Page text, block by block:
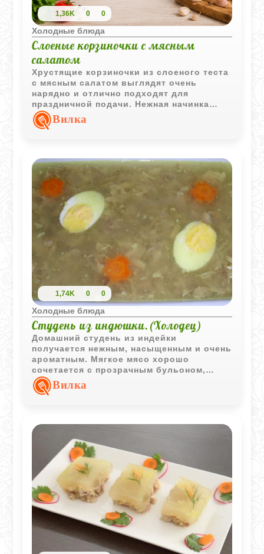
1,36K 0 0
Холодные блюда
Слоеные корзиночки с мясным
салатом
Хрустящие корзиночки из слоеного теста
с мясным салатом выглядят очень
нарядно и отлично подходят для
праздничной подачи. Нежная начинка
хорошо сочетается с воздушным тестом,
а свежие листья салата добавляют
Вилка
1,74K 0 0
Холодные блюда
Студень из индюшки.(Холодец)
Домашний студень из индейки
получается нежным, насыщенным и очень
ароматным. Мягкое мясо хорошо
сочетается с прозрачным бульоном,
чесноком и классическими специями, а
благодаря желатину холодец отлично
Вилка